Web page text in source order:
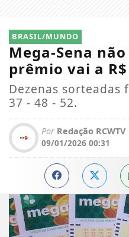
BRASIL/MUNDO
Mega-Sena
prêmio vai a
Dezenas sorteadas
37 - 48 - 52.
Por Redação RCWTV
09/01/2026 00:31